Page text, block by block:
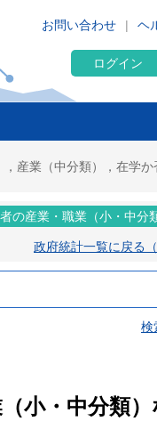
お問い合わせ ヘ
ログイン
産業（中分類），在学か
産業・職業（小・中分
政府統計一覧に戻る
検
小・中分類）